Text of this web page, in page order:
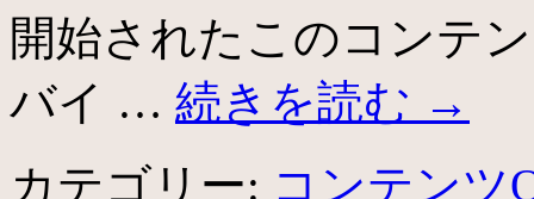
開始されたこのコンテ
バイ … 続きを読む →
カテゴリー: コンテンツ